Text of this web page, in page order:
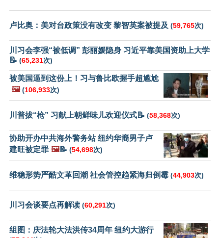
卢比奥：美对台政策没有改变 黎智英案被提及 (59,765次)
川习会李强“被低调” 彭丽媛隐身 习近平靠美国资助上大学
📝 (65,231次)
被美国逼到这份上！习与鲁比欧握手超尴尬
🖼️ (106,933次)
川普拔“枪” 习献上朝鲜味儿欢迎仪式📝 (58,368次)
协助开办中共海外警务站 纽约华裔男子卢
建旺被定罪 🖼️📝 (54,698次)
维稳形势严酷文革回潮 社会管控趋紧海归倒霉 (44,903次)
川习会谈要点再解读 (60,291次)
组图：庆法轮大法洪传34周年 纽约大游行